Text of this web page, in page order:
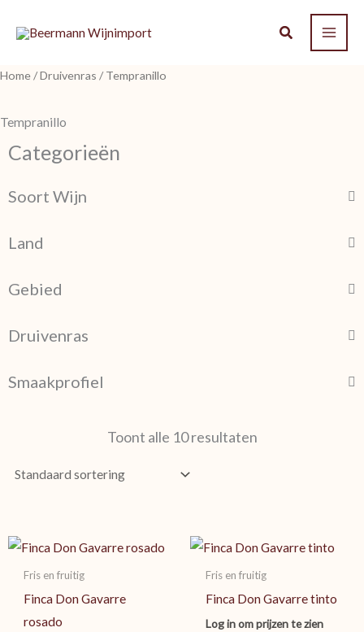
naar
inhoud
Home/Druivenras / Tempranillo
Tempranillo
Categorieën
Soort Wijn
Land
Gebied
Druivenras
Smaakprofiel
Toont alle 10 resultaten
Fris en fruitig
Finca Don Gavarre
rosado
Fris en fruitig
Finca Don Gavarre tinto
Log in om prijzen te zien